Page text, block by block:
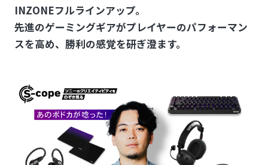
INZONEフルラインアップ。
先進のゲーミングギアがプレイヤーのパフォーマン
スを高め、勝利の感覚を研ぎ澄ます。